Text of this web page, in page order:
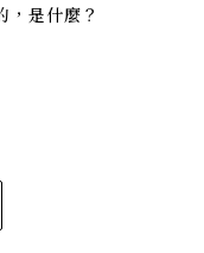
，是什麼？